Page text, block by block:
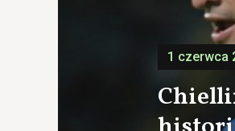
1 czerwca